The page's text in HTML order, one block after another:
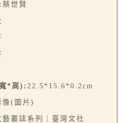
蔡世賢
*高): 22.5*15.6*0.2cm
像(圖片)
藝叢誌系列｜臺灣文社